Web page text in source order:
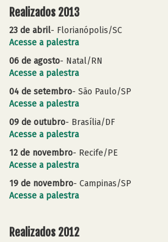
Realizados 2013
23 de abril- Florianópolis/SC
Acesse a palestra
06 de agosto- Natal/RN
Acesse a palestra
04 de setembro- São Paulo/SP
Acesse a palestra
09 de outubro- Brasília/DF
Acesse a palestra
12 de novembro- Recife/PE
Acesse a palestra
19 de novembro- Campinas/SP
Acesse a palestra
Realizados 2012